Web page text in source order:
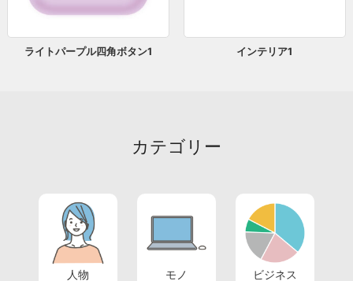
ライトパープル四角ボタン1 インテリア1
カテゴリー
人物 モノ ビジネス